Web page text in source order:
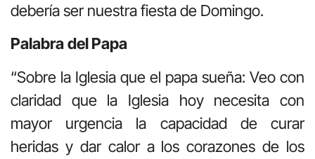
debería ser nuestra fiesta de Domingo.
Palabradel Papa
“Sobre la Iglesia que el papa sueña: Veo con
claridad que la Iglesia hoy necesita con
mayor urgencia la capacidad de curar
heridas y dar calor a los corazones de los